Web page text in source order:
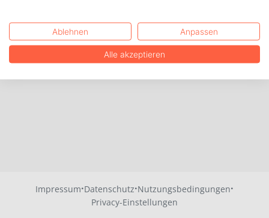
Impressum·Datenschutz·Nutzungsbedingungen·
Privacy-Einstellungen
Ablehnen Anpassen
Alle akzeptieren